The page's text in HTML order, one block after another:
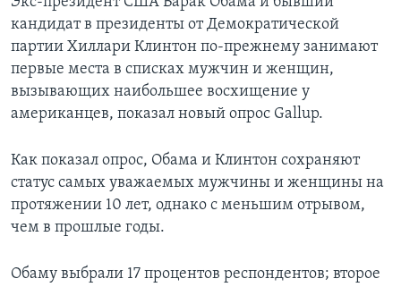
кандидат в президенты от Демократической
партии Хиллари Клинтон по-прежнему занимают
первые места в списках мужчин и женщин,
вызывающих наибольшее восхищение у
американцев, показал новый опрос Gallup.
Как показал опрос, Обама и Клинтон сохраняют
статус самых уважаемых мужчины и женщины на
протяжении 10 лет, однако с меньшим отрывом,
чем в прошлые годы.
Обаму выбрали 17 процентов респондентов; второе